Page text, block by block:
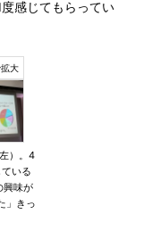
感じてもらってい
）。4
いる
興味が
」きっ